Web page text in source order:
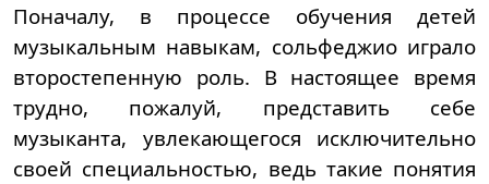
Поначалу, в процессе обучения детей
музыкальным навыкам, сольфеджио играло
второстепенную роль. В настоящее время
трудно, пожалуй, представить себе
музыканта, увлекающегося исключительно
своей специальностью, ведь такие понятия